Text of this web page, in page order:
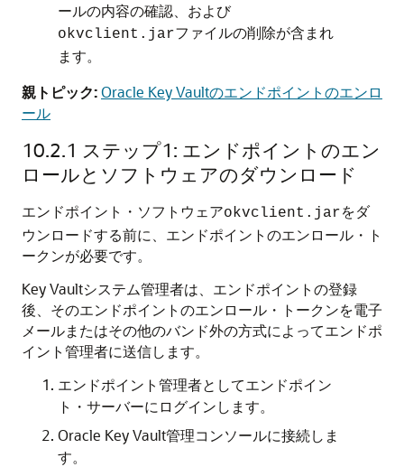
ールの内容の確認、および
okvclient.jarファイルの削除が含まれ
ます。
親トピック:Oracle Key Vaultのエンドポイントのエンロ
ール
10.2.1 ステップ1: エンドポイントのエン
ロールとソフトウェアのダウンロード
エンドポイント・ソフトウェアokvclient.jarをダ
ウンロードする前に、エンドポイントのエンロール・ト
ークンが必要です。
Key Vaultシステム管理者は、エンドポイントの登録
後、そのエンドポイントのエンロール・トークンを電子
メールまたはその他のバンド外の方式によってエンドポ
イント管理者に送信します。
エンドポイント管理者としてエンドポイン
ト・サーバーにログインします。
Oracle Key Vault管理コンソールに接続しま
す。